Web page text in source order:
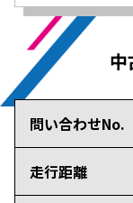
問い合わせNo.
走行距離